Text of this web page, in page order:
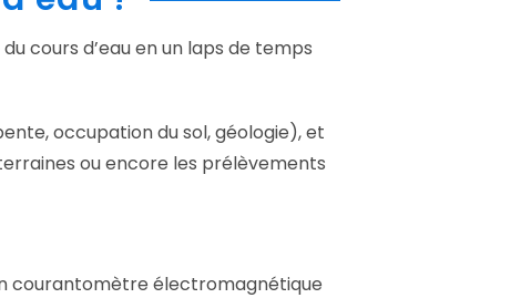
cours d’eau en un laps de temps
occupation du sol, géologie), et
ou encore les prélèvements
courantomètre électromagnétique